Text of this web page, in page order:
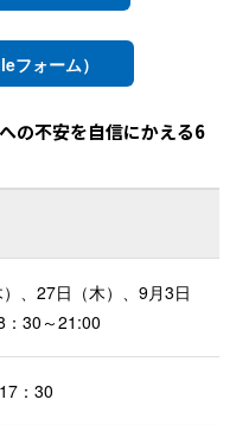
フォーム）
の不安を自信にかえる6
、27日（木）、9月3日
：30～21:00
：30